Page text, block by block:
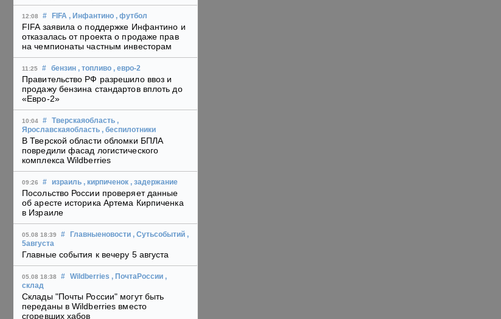
12:08 # FIFA , Инфантино , футбол
FIFA заявила о поддержке Инфантино и
отказалась от проекта о продаже прав
на чемпионаты частным инвесторам
11:25 # бензин , топливо , евро-2
Правительство РФ разрешило ввоз и
продажу бензина стандартов вплоть до
«Евро-2»
10:04 # Тверскаяобласть ,
Ярославскаяобласть , беспилотники
В Тверской области обломки БПЛА
повредили фасад логистического
комплекса Wildberries
09:26 # израиль , кирпиченок , задержание
Посольство России проверяет данные
об аресте историка Артема Кирпиченка
в Израиле
05.08 18:39 # Главныеновости , Сутьсобытий ,
5августа
Главные события к вечеру 5 августа
05.08 18:38 # Wildberries , ПочтаРоссии ,
склад
Склады "Почты России" могут быть
переданы в Wildberries вместо
сгоревших хабов